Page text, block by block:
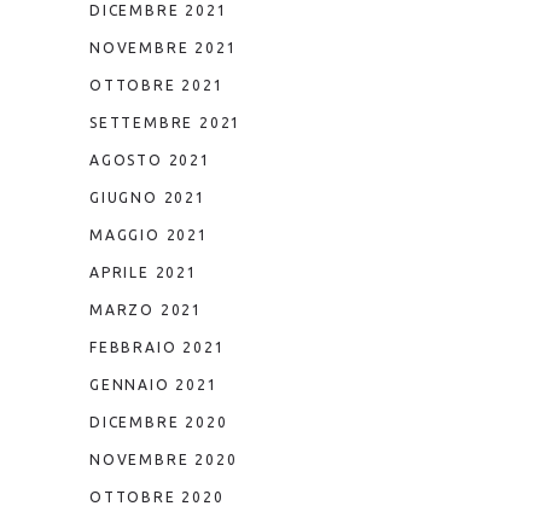
DICEMBRE 2021
NOVEMBRE 2021
OTTOBRE 2021
SETTEMBRE 2021
AGOSTO 2021
GIUGNO 2021
MAGGIO 2021
APRILE 2021
MARZO 2021
FEBBRAIO 2021
GENNAIO 2021
DICEMBRE 2020
NOVEMBRE 2020
OTTOBRE 2020